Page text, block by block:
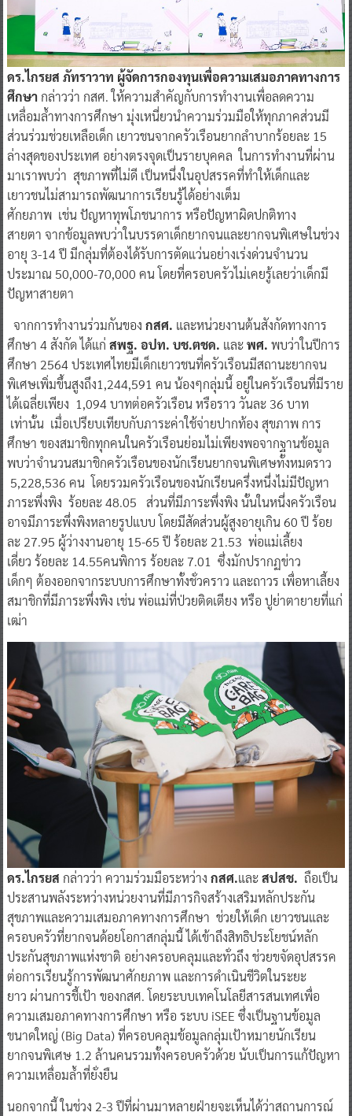
ดร.ไกรยส ภัทราวาท ผู้จัดการกองทุนเพื่อความเสมอภาคทางการ
ศึกษากล่าวว่า กสศ. ให้ความสำคัญกับการทำงานเพื่อลดความ
เหลื่อมล้ำทางการศึกษา มุ่งเหนี่ยวนำความร่วมมือให้ทุกภาคส่วนมี
ส่วนร่วมช่วยเหลือเด็ก เยาวชนจากครัวเรือนยากลำบากร้อยละ 15
ล่างสุดของประเทศ อย่างตรงจุดเป็นรายบุคคล ในการทำงานที่ผ่าน
มาเราพบว่า สุขภาพที่ไม่ดี เป็นหนึ่งในอุปสรรคที่ทำให้เด็กและ
เยาวชนไม่สามารถพัฒนาการเรียนรู้ได้อย่างเต็ม
ศักยภาพ เช่น ปัญหาทุพโภชนาการ หรือปัญหาผิดปกติทาง
สายตา จากข้อมูลพบว่าในบรรดาเด็กยากจนและยากจนพิเศษในช่วง
อายุ 3-14 ปี มีกลุ่มที่ต้องได้รับการตัดแว่นอย่างเร่งด่วนจำนวน
ประมาณ 50,000-70,000 คน โดยที่ครอบครัวไม่เคยรู้เลยว่าเด็กมี
ปัญหาสายตา
จากการทำงานร่วมกันของ กสศ. และหน่วยงานต้นสังกัดทางการ
ศึกษา 4 สังกัด ได้แก่ สพฐ. อปท. บช.ตชด. และพศ. พบว่าในปีการ
ศึกษา 2564 ประเทศไทยมีเด็กเยาวชนที่ครัวเรือนมีสถานะยากจน
พิเศษเพิ่มขึ้นสูงถึง1,244,591 คน น้องๆกลุ่มนี้ อยู่ในครัวเรือนที่มีราย
ได้เฉลี่ยเพียง 1,094 บาทต่อครัวเรือน หรือราว วันละ 36 บาท
เท่านั้น เมื่อเปรียบเทียบกับภาระค่าใช้จ่ายปากท้อง สุขภาพ การ
ศึกษา ของสมาชิกทุกคนในครัวเรือนย่อมไม่เพียงพอจากฐานข้อมูล
พบว่าจำนวนสมาชิกครัวเรือนของนักเรียนยากจนพิเศษทั้งหมดราว
5,228,536 คน โดยรวมครัวเรือนของนักเรียนครึ่งหนึ่งไม่มีปัญหา
ภาระพึ่งพิง ร้อยละ 48.05 ส่วนที่มีภาระพึ่งพิง นั้นในหนึ่งครัวเรือน
อาจมีภาระพึ่งพิงหลายรูปแบบ โดยมีสัดส่วนผู้สูงอายุเกิน 60 ปี ร้อย
ละ 27.95 ผู้ว่างงานอายุ 15-65 ปี ร้อยละ 21.53 พ่อแม่เลี้ยง
เดี่ยว ร้อยละ 14.55คนพิการ ร้อยละ 7.01 ซึ่งมักปรากฏข่าว
เด็กๆ ต้องออกจากระบบการศึกษาทั้งชั่วคราว และถาวร เพื่อหาเลี้ยง
สมาชิกที่มีภาระพึ่งพิง เช่น พ่อแม่ที่ป่วยติดเตียง หรือ ปูย่าตายายที่แก่
เฒ่า
ดร.ไกรยส กล่าวว่า ความร่วมมือระหว่าง กสศ.และสปสช. ถือเป็น
ประสานพลังระหว่างหน่วยงานที่มีภารกิจสร้างเสริมหลักประกัน
สุขภาพและความเสมอภาคทางการศึกษา ช่วยให้เด็ก เยาวชนและ
ครอบครัวที่ยากจนด้อยโอกาสกลุ่มนี้ ได้เข้าถึงสิทธิประโยชน์หลัก
ประกันสุขภาพแห่งชาติ อย่างครอบคลุมและทั่วถึง ช่วยขจัดอุปสรรค
ต่อการเรียนรู้การพัฒนาศักยภาพ และการดำเนินชีวิตในระยะ
ยาว ผ่านการชี้เป้า ของกสศ. โดยระบบเทคโนโลยีสารสนเทศเพื่อ
ความเสมอภาคทางการศึกษา หรือ ระบบ iSEE ซึ่งเป็นฐานข้อมูล
ขนาดใหญ่ (Big Data) ที่ครอบคลุมข้อมูลกลุ่มเป้าหมายนักเรียน
ยากจนพิเศษ 1.2 ล้านคนรวมทั้งครอบครัวด้วย นับเป็นการแก้ปัญหา
ความเหลื่อมล้ำที่ยั่งยืน
นอกจากนี้ ในช่วง 2-3 ปีที่ผ่านมาหลายฝ่ายจะเห็นได้ว่าสถานการณ์